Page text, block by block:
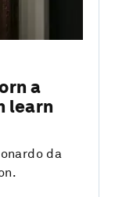
a
learn
da